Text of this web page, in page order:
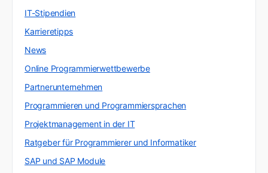
IT-Stipendien
Karrieretipps
News
Online Programmierwettbewerbe
Partnerunternehmen
Programmieren und Programmiersprachen
Projektmanagement in der IT
Ratgeber für Programmierer und Informatiker
SAP und SAP Module